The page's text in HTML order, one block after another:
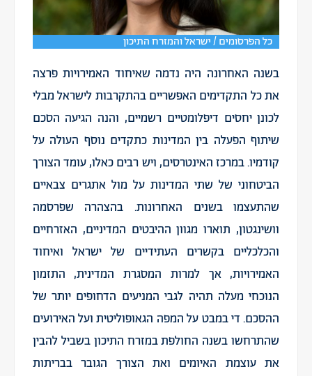
כל הפרסומים / ישראל והמזרח התיכון
בשנה האחרונה היה נדמה שאיחוד האמירויות פרצה
את כל התקדימים האפשריים בהתקרבות לישראל מבלי
לכונן יחסים דיפלומטיים רשמיים, והנה הגיעה הסכם
שיתוף הפעלה בין המדינות כתקדים נוסף העולה על
קודמיו. במרכז האינטרסים, ויש רבים כאלו, עומד הצורך
הביטחוני של שתי המדינות על מול אתגרים צבאיים
שהתעצמו בשנים האחרונות. בהצהרה שפרסמה
וושינגטון, תוארו מגוון ההיבטים המדיניים, האזרחיים
והכלכליים בקשרים העתידיים של ישראל ואיחוד
האמירויות, אך למרות המסגרת המדינית, התזמון
הנוכחי מעלה תהיה לגבי המניעים הדחופים יותר של
ההסכם. די במבט על המפה הגאופוליטית ועל האירועים
שהתרחשו בשנה החולפת במזרח התיכון בשביל להבין
את עוצמת האיומים ואת הצורך הגובר בבריתות